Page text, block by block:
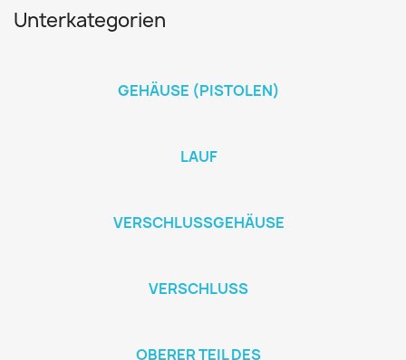
Unterkategorien
GEHÄUSE (PISTOLEN)
LAUF
VERSCHLUSSGEHÄUSE
VERSCHLUSS
OBERER TEIL DES